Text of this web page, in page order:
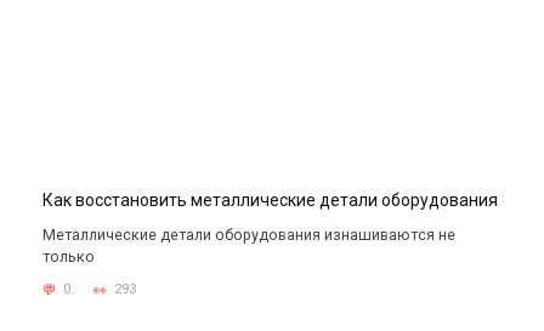
Как восстановить металлические детали оборудования
Металлические детали оборудования изнашиваются не
только
0 293